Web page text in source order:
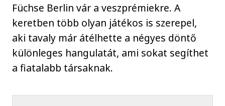
Füchse Berlin vár a veszprémiekre. A
keretben több olyan játékos is szerepel,
aki tavaly már átélhette a négyes döntő
különleges hangulatát, ami sokat segíthet
a fiatalabb társaknak.